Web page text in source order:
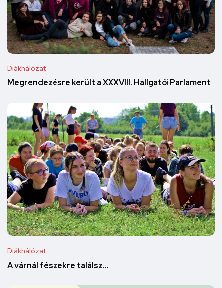
Diákhálózat
Megrendezésre került a XXXVIII. Hallgatói Parlament
Diákhálózat
A várnál fészekre találsz...